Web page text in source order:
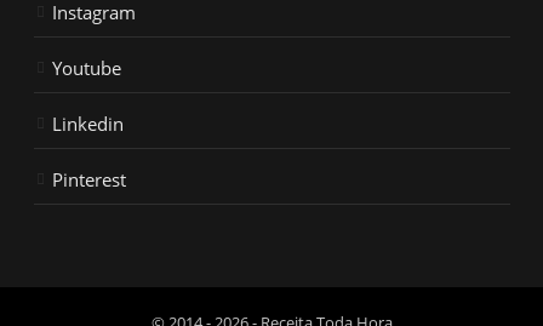
Instagram
Youtube
Linkedin
Pinterest